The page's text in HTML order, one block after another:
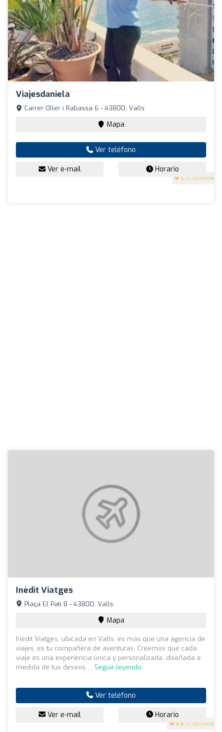
Viajesdaniela
5 (5 opiniones)
Carrer Oller i Rabassa 6 - 43800, Valls
Mapa
Ver teléfono
Ver e-mail Horario
Inèdit Viatges
4.6 (5 opiniones)
Plaça El Pati 8 - 43800, Valls
Mapa
Inèdit Viatges, ubicada en Valls, es más que una agencia de
viajes; es tu compañera de aventuras. Creemos que cada
viaje es una experiencia única y personalizada, diseñada a
medida de tus deseos ... Seguir leyendo
Ver teléfono
Ver e-mail Horario